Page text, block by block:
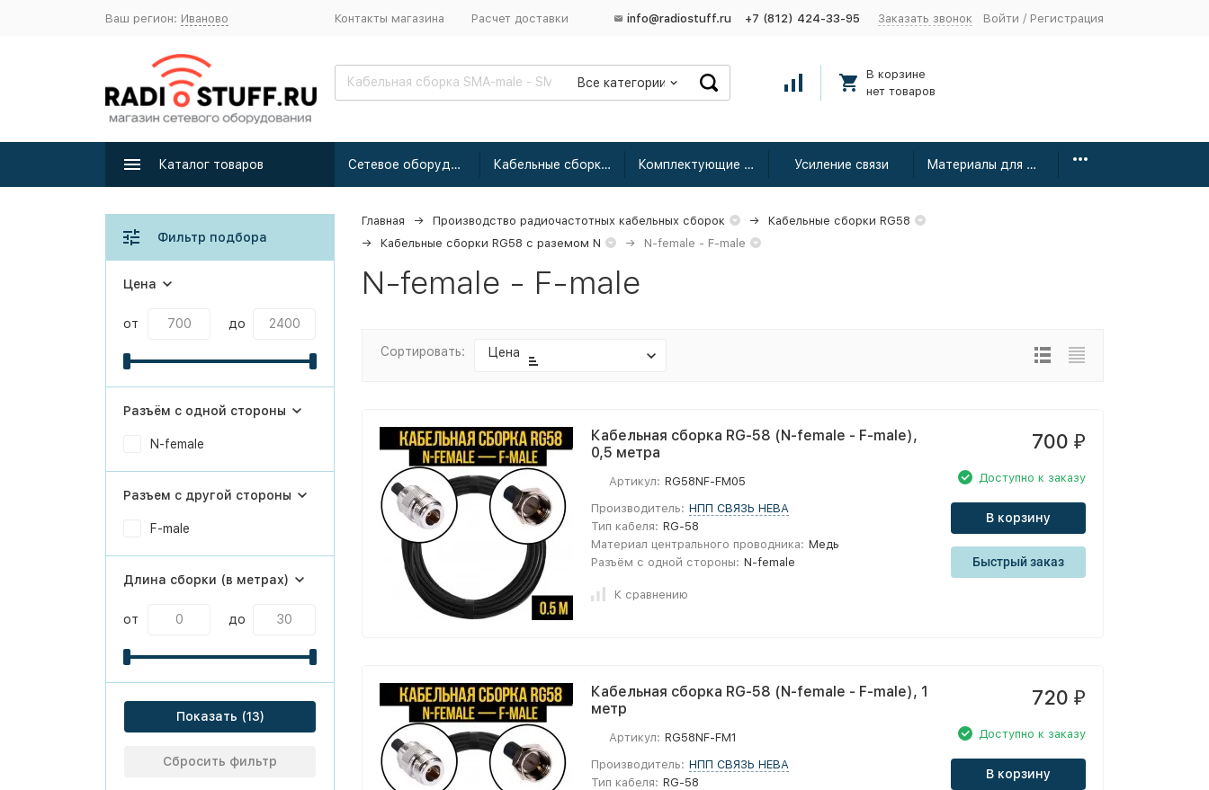
Ваш регион: Иваново Контакты магазина Расчет доставки info@radiostuff.ru +7 (812) 424-33-95 Заказать звонок Войти / Регистрация
Все категории
В корзине
нет товаров
Каталог товаров Сетевое оборудование Кабельные сборки радиочастотные Комплектующие для усиления Усиление связи Материалы для монтажа
Главная Производство радиочастотных кабельных сборок
Кабельные сборки RG58
Кабельные сборки RG58 с раземом N
N-female - F-male
N-female - F-male
Сортировать: Цена
Кабельная сборка RG-58 (N-female - F-male),
0,5 метра
Артикул: RG58NF-FM05
Производитель: НПП СВЯЗЬ НЕВА
Тип кабеля: RG-58
Материал центрального проводника: Медь
Разъём с одной стороны: N-female
К сравнению
700 ₽
Доступно к заказу
В корзину
Быстрый заказ
Кабельная сборка RG-58 (N-female - F-male), 1
метр
Артикул: RG58NF-FM1
Производитель: НПП СВЯЗЬ НЕВА
Тип кабеля: RG-58
720 ₽
Доступно к заказу
В корзину
Фильтр подбора
Цена
от до
Разъём с одной стороны
N-female
Разъем с другой стороны
F-male
Длина сборки (в метрах)
от до
Показать
Сбросить фильтр